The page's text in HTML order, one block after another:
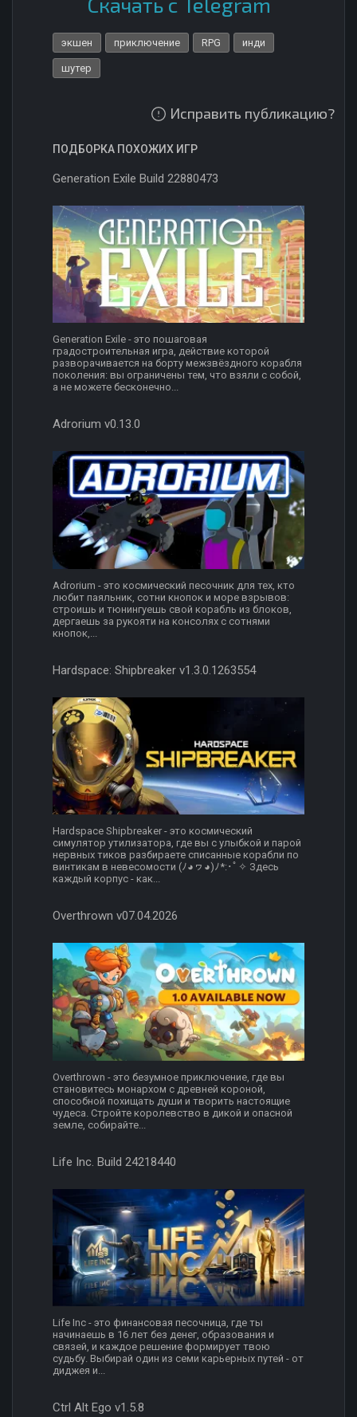
экшен приключение RPG инди
шутер
Исправить публикацию?
ПОДБОРКА ПОХОЖИХ ИГР
Generation Exile Build 22880473
Generation Exile - это пошаговая
градостроительная игра, действие которой
разворачивается на борту межзвёздного корабля
поколения: вы ограничены тем, что взяли с собой,
а не можете бесконечно...
Adrorium v0.13.0
Adrorium - это космический песочник для тех, кто
любит паяльник, сотни кнопок и море взрывов:
строишь и тюнингуешь свой корабль из блоков,
дергаешь за рукояти на консолях с сотнями
кнопок,...
Hardspace: Shipbreaker v1.3.0.1263554
Hardspace Shipbreaker - это космический
симулятор утилизатора, где вы с улыбкой и парой
нервных тикoв разбираете списанные корабли по
винтикам в невесомости (ﾉ◕ヮ◕)ﾉ*:･ﾟ✧ Здесь
каждый корпус - как...
Overthrown v07.04.2026
Overthrown - это безумное приключение, где вы
становитесь монархом с древней короной,
способной похищать души и творить настоящие
чудеса. Стройте королевство в дикой и опасной
земле, собирайте...
Life Inc. Build 24218440
Life Inc - это финансовая песочница, где ты
начинаешь в 16 лет без денег, образования и
связей, и каждое решение формирует твою
судьбу. Выбирай один из семи карьерных путей - от
диджея и...
Ctrl Alt Ego v1.5.8